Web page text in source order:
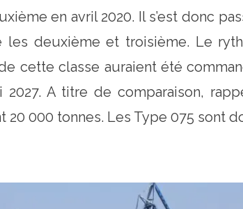
en avril 2020. Il s’est donc
les deuxième et troisième. Le
cette classe auraient été
A titre de comparaison,
20 000 tonnes. Les Type 075 sont